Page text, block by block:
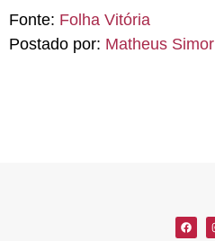
Fonte: Folha Vitória
Postado por: Matheus Simor